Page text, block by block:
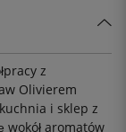
z
Olivierem
i sklep z
wokół aromatów